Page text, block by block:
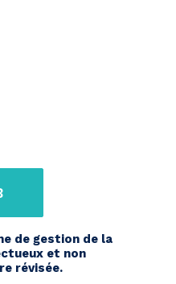
de gestion de la
et non
révisée.